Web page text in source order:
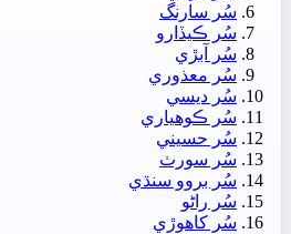
سُر سارنگ
سُر ڪيڏارو
سُر آبڙي
سُر معذوري
سُر ديسي
سُر ڪوھياري
سُر حسيني
سُر سورٺ
سُر بروو سنڌي
سُر راڻو
سُر کاھوڙي